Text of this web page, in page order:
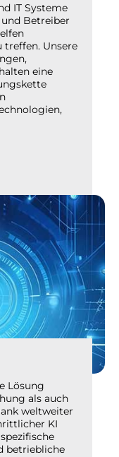
IT Systeme
Betreiber
treffen. Unsere
eine
Lösung
als auch
weltweiter
KI
betriebliche